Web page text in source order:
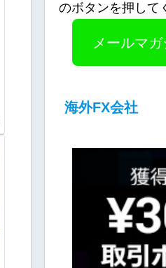
のボタンを押して
メールマ
海外FX会社